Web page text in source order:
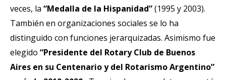
veces, la “Medalla de la Hispanidad”(1995 y 2003).
También en organizaciones sociales se lo ha
distinguido con funciones jerarquizadas. Asimismo fue
elegido “Presidente del Rotary Club de Buenos
Aires en su Centenario y del Rotarismo Argentino”